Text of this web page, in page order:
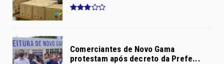
Comerciantes de Novo Gama
protestam após decreto da Prefe...